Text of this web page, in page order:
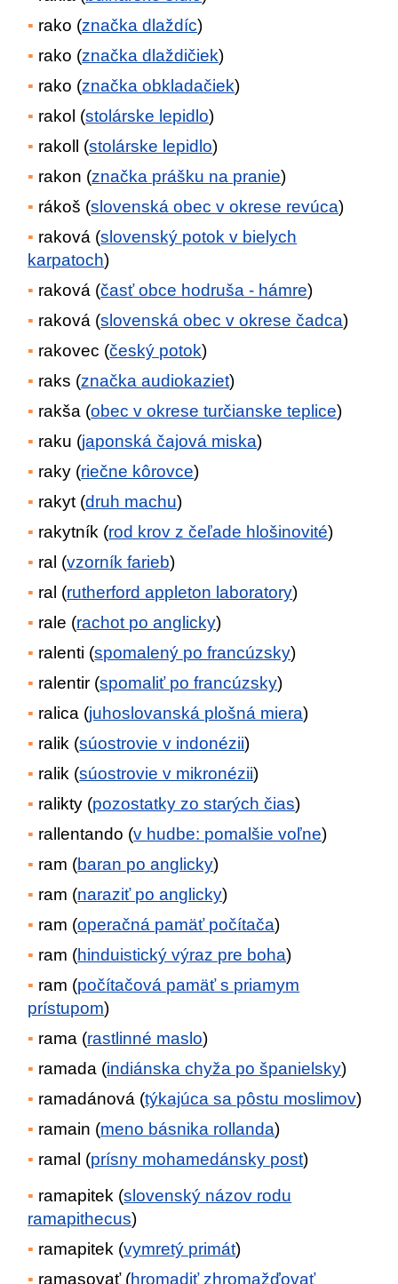
rako (značka dlaždíc)
rako (značka dlaždičiek)
rako (značka obkladačiek)
rakol (stolárske lepidlo)
rakoll (stolárske lepidlo)
rakon (značka prášku na pranie)
rákoš (slovenská obec v okrese revúca)
raková (slovenský potok v bielych
karpatoch)
raková (časť obce hodruša - hámre)
raková (slovenská obec v okrese čadca)
rakovec (český potok)
raks (značka audiokaziet)
rakša (obec v okrese turčianske teplice)
raku (japonská čajová miska)
raky (riečne kôrovce)
rakyt (druh machu)
rakytník (rod krov z čeľade hlošinovité)
ral (vzorník farieb)
ral (rutherford appleton laboratory)
rale (rachot po anglicky)
ralenti (spomalený po francúzsky)
ralentir (spomaliť po francúzsky)
ralica (juhoslovanská plošná miera)
ralik (súostrovie v indonézii)
ralik (súostrovie v mikronézii)
ralikty (pozostatky zo starých čias)
rallentando (v hudbe: pomalšie voľne)
ram (baran po anglicky)
ram (naraziť po anglicky)
ram (operačná pamäť počítača)
ram (hinduistický výraz pre boha)
ram (počítačová pamäť s priamym
prístupom)
rama (rastlinné maslo)
ramada (indiánska chyža po španielsky)
ramadánová (týkajúca sa pôstu moslimov)
ramain (meno básnika rollanda)
ramal (prísny mohamedánsky post)
ramapitek (slovenský názov rodu
ramapithecus)
ramapitek (vymretý primát)
ramasovať (hromadiť zhromažďovať